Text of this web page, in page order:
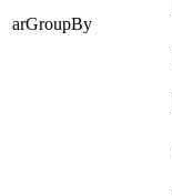
arGroupBy